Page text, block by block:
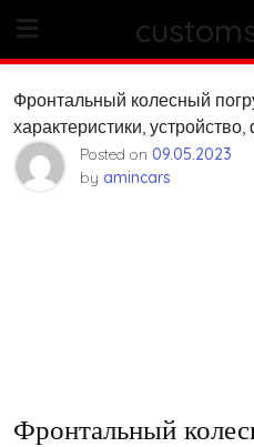
content
Фронтальный колесный
характеристики,
Posted on 09.05.2023
by amincars
Фронтальный